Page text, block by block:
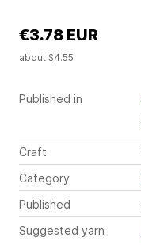
Published in
Craft
Category
Published
Suggested yarn
€3.78 EUR
about $4.55